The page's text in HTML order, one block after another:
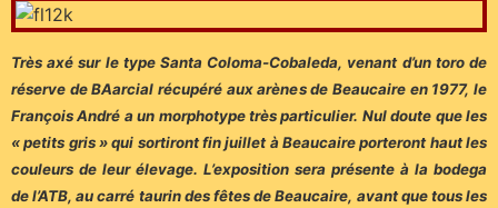
Très axé sur le type Santa Coloma-Cobaleda, venant d’un toro de
réserve de BAarcial récupéré aux arènes de Beaucaire en 1977, le
François André a un morphotype très particulier. Nul doute que les
« petits gris » qui sortiront fin juillet à Beaucaire porteront haut les
couleurs de leur élevage. L’exposition sera présente à la bodega
de l’ATB, au carré taurin des fêtes de Beaucaire, avant que tous les